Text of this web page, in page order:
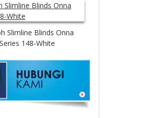
Slimline Blinds Onna
Series 148-White